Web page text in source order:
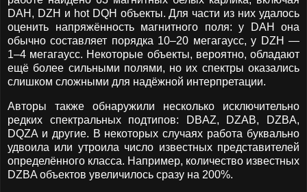
DAH, DZH и hot DQH объекты. Для части из них удалось
оценить напряжённость магнитного поля: у DAH она
обычно составляет порядка 10–20 мегагаусс, у DZH —
1–4 мегагаусс. Некоторые объекты, вероятно, обладают
ещё более сильными полями, но их спектры оказались
слишком сложными для надёжной интерпретации.
Авторы также обнаружили несколько исключительно
редких спектральных подтипов: DBAZ, DZAB, DZBA,
DQZA и другие. В некоторых случаях работа буквально
удвоила или утроила число известных представителей
определённого класса. Например, количество известных
DZBA объектов увеличилось сразу на 200%.